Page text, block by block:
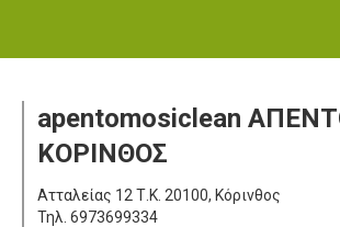
apentomosiclean
ΚΟΡΙΝΘΟΣ
Ατταλείας 12 Τ.Κ. 20100, Κόρινθος
Τηλ. 6973699334